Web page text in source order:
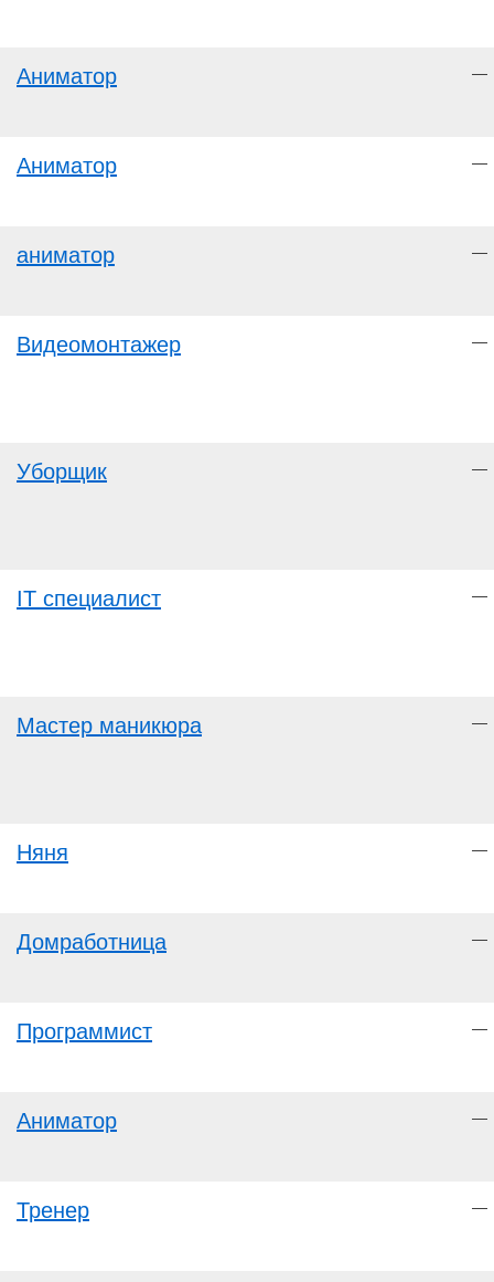
Аниматор —
Аниматор —
аниматор —
Видеомонтажер —
Уборщик —
IT специалист —
Мастер маникюра —
Няня —
Домработница —
Программист —
Аниматор —
Тренер —